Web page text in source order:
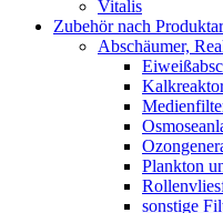
Vitalis
Zubehör nach
Abschäumer,
Plankton
sonstige